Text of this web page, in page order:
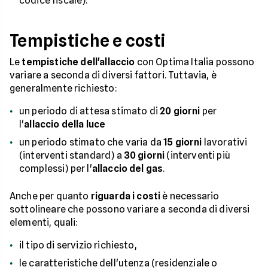
Tempistiche e costi
Le tempistiche dell'allaccio con Optima Italia possono
variare a seconda di diversi fattori. Tuttavia, è
generalmente richiesto:
un periodo di attesa stimato di20 giorni per
l'allaccio della luce
un periodo stimato che varia da15 giorni lavorativi
(interventi standard) a 30 giorni (interventi più
complessi) per l'allaccio del gas.
Anche per quanto riguarda i costi è necessario
sottolineare che possono variare a seconda di diversi
elementi, quali:
il tipo di servizio richiesto,
le caratteristiche dell'utenza (residenziale o